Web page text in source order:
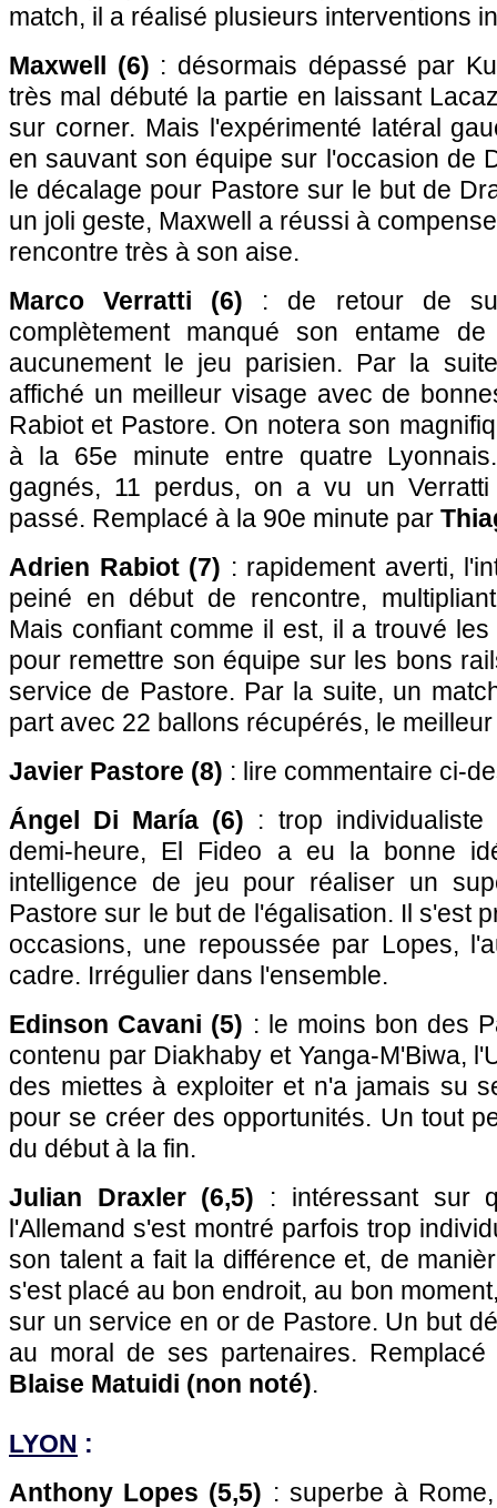
match, il a réalisé plusieurs interventions
Maxwell (6) : désormais dépassé par
très mal débuté la partie en laissant
sur corner. Mais l'expérimenté latéral
en sauvant son équipe sur l'occasion de
le décalage pour Pastore sur le but de
un joli geste, Maxwell a réussi à
rencontre très à son aise.
Marco Verratti (6) : de retour de
complètement manqué son entame de
aucunement le jeu parisien. Par la
affiché un meilleur visage avec de
Rabiot et Pastore. On notera son
à la 65e minute entre quatre
gagnés, 11 perdus, on a vu un
passé. Remplacé à la 90e minute par
Adrien Rabiot (7) : rapidement averti,
peiné en début de rencontre,
Mais confiant comme il est, il a trouvé
pour remettre son équipe sur les bons
service de Pastore. Par la suite, un
part avec 22 ballons récupérés, le
Javier Pastore (8) : lire commentaire ci-
Ángel Di María (6) : trop individualiste
demi-heure, El Fideo a eu la bonne
intelligence de jeu pour réaliser un
Pastore sur le but de l'égalisation. Il s'est
occasions, une repoussée par Lopes,
cadre. Irrégulier dans l'ensemble.
Edinson Cavani (5) : le moins bon des
contenu par Diakhaby et Yanga-M'Biwa,
des miettes à exploiter et n'a jamais su
pour se créer des opportunités. Un tout
du début à la fin.
Julian Draxler (6,5) : intéressant sur
l'Allemand s'est montré parfois trop
son talent a fait la différence et, de
s'est placé au bon endroit, au bon
sur un service en or de Pastore. Un but
au moral de ses partenaires.
Blaise Matuidi (non noté).
LYON :
Anthony Lopes (5,5) : superbe à